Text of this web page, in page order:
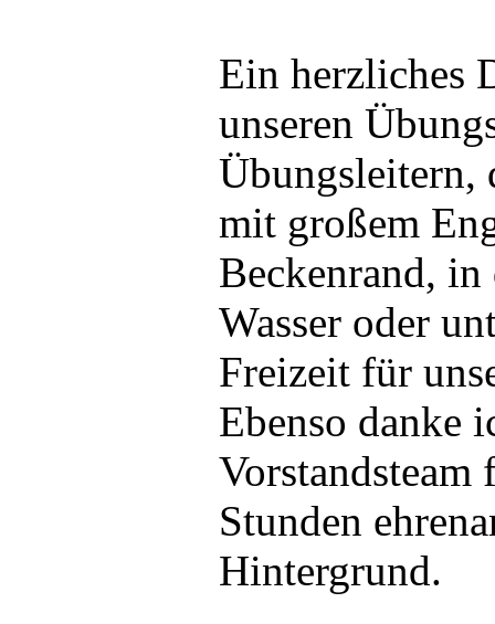
Ein herzliches
unseren
Übungsleitern,
mit großem
Beckenrand,
Wasser oder
Freizeit für
Ebenso danke
Stunden
Hintergrund.